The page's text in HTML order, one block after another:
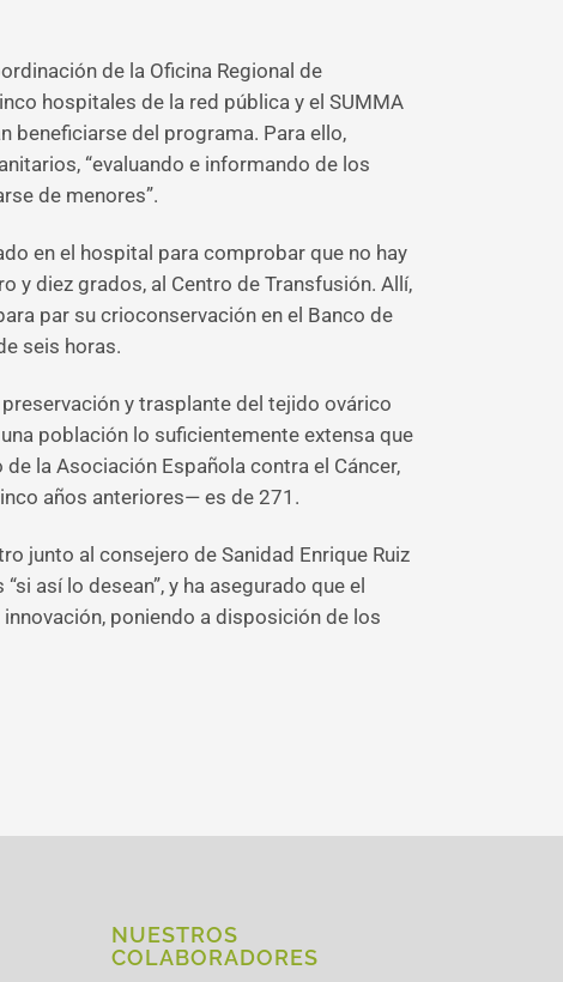
de la Oficina Regional de
hospitales de la red pública y el SUMMA
beneficiarse del programa. Para ello,
“evaluando e informando de los
de menores”.
en el hospital para comprobar que no hay
y diez grados, al Centro de Transfusión. Allí,
par su crioconservación en el Banco de
seis horas.
y trasplante del tejido ovárico
población lo suficientemente extensa que
la Asociación Española contra el Cáncer,
años anteriores— es de 271.
junto al consejero de Sanidad Enrique Ruiz
así lo desean”, y ha asegurado que el
poniendo a disposición de los
NUESTROS
COLABORADORES